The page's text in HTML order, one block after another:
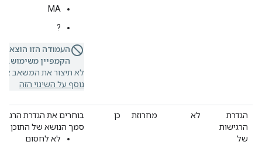
MA
?
העמודה הזו
הקמפיין משימוש.
לא תיצור את המשאב או
נוסף על השינוי הזה
הגדרת
הרגישות
של
לא מחרוזת כן
בוחרים את הגדרת
סמך הנושא של התוכן
לא לחסום